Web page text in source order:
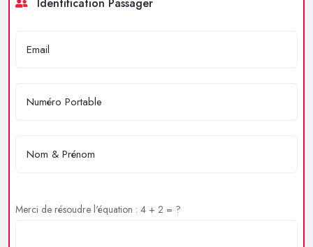
Merci de résoudre l'équation : 4 + 2 = ?